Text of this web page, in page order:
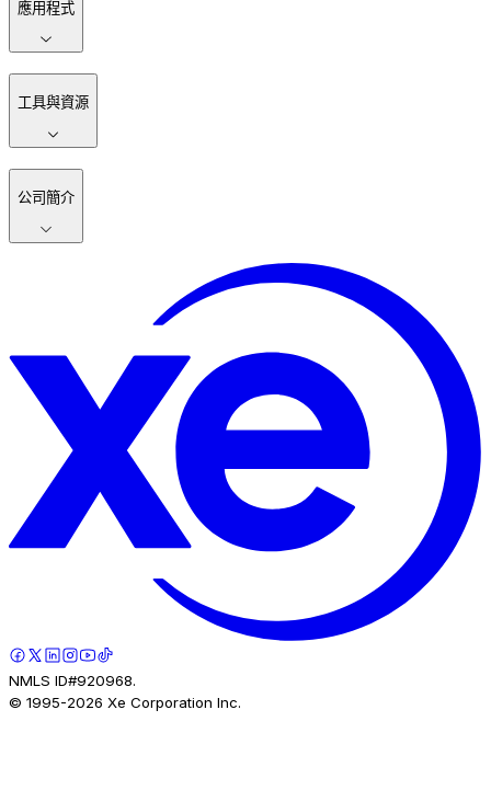
應用程式
工具與資源
公司簡介
NMLS ID#920968.
© 1995-2026 Xe Corporation Inc.